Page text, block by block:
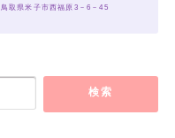
鳥取県米子市西福原3－6－45
検索